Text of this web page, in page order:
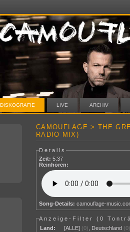
DISKOGRAFIE LIVE ARCHIV
CAMOUFLAGE > THE
RADIO MIX)
Details
Zeit: 5:37
Reinhören:
Song-Details: camouflage-
Anzeige-Filter (0
Land:
[ALLE] (0) Deutschland